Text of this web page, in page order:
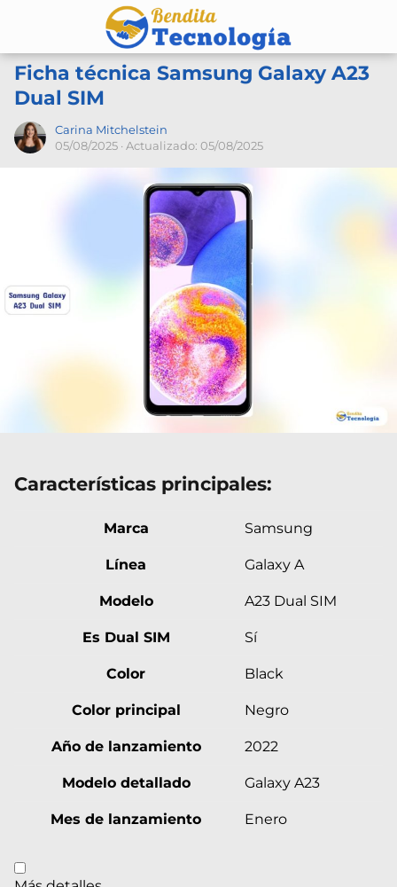
Ficha técnica Samsung Galaxy A23
Dual SIM
Carina Mitchelstein
05/08/2025 · Actualizado: 05/08/2025
Características principales:
Marca Samsung
Línea Galaxy A
Modelo A23 Dual SIM
Es Dual SIM Sí
Color Black
Color principal Negro
Año de lanzamiento 2022
Modelo detallado Galaxy A23
Mes de lanzamiento Enero